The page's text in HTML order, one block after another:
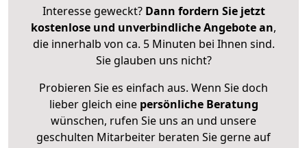
Interesse geweckt? Dann fordern Sie jetzt
kostenlose und unverbindliche Angebote an,
die innerhalb von ca. 5 Minuten bei Ihnen sind.
Sie glauben uns nicht?
Probieren Sie es einfach aus. Wenn Sie doch
lieber gleich eine persönliche Beratung
wünschen, rufen Sie uns an und unsere
geschulten Mitarbeiter beraten Sie gerne auf